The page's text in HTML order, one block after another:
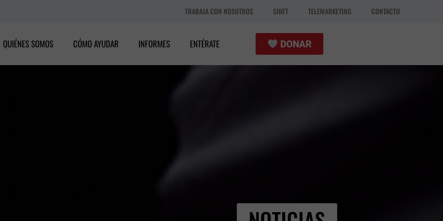
TRABAJA CON NOSOTROS SHIFT TELEMARKETING CONTACTO
QUIÉNES SOMOS CÓMO AYUDAR INFORMES ENTÉRATE DONAR